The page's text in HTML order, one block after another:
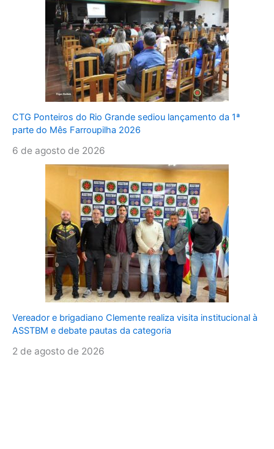
CTG Ponteiros do Rio Grande sediou lançamento da 1ª
parte do Mês Farroupilha 2026
6 de agosto de 2026
Vereador e brigadiano Clemente realiza visita institucional à
ASSTBM e debate pautas da categoria
2 de agosto de 2026